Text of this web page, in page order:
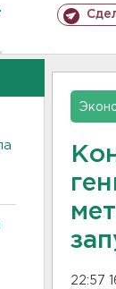
22:57